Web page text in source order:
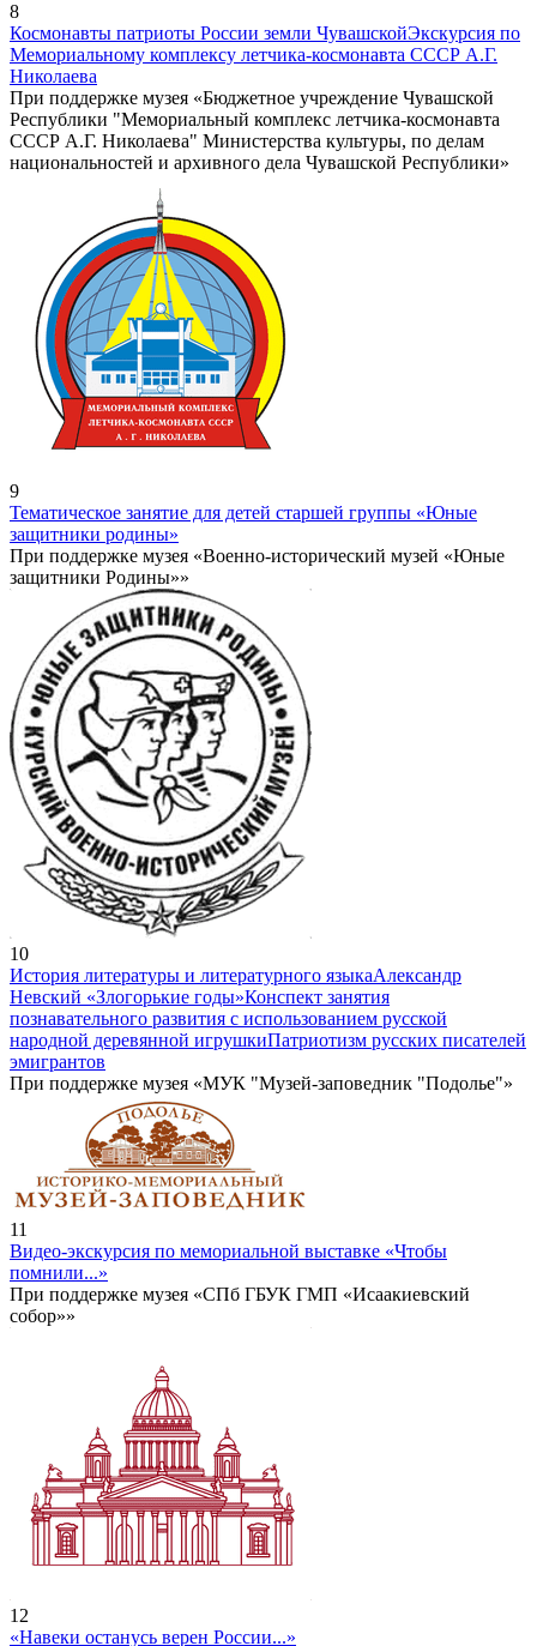
8
Космонавты патриоты России земли ЧувашскойЭкскурсия по
Мемориальному комплексу летчика-космонавта СССР А.Г.
Николаева
При поддержке музея «Бюджетное учреждение Чувашской
Республики "Мемориальный комплекс летчика-космонавта
СССР А.Г. Николаева" Министерства культуры, по делам
национальностей и архивного дела Чувашской Республики»
9
Тематическое занятие для детей старшей группы «Юные
защитники родины»
При поддержке музея «Военно-исторический музей «Юные
защитники Родины»»
10
История литературы и литературного языкаАлександр
Невский «Злогорькие годы»Конспект занятия
познавательного развития с использованием русской
народной деревянной игрушкиПатриотизм русских писателей
эмигрантов
При поддержке музея «МУК "Музей-заповедник "Подолье"»
11
Видео-экскурсия по мемориальной выставке «Чтобы
помнили...»
При поддержке музея «СПб ГБУК ГМП «Исаакиевский
собор»»
12
«Навеки останусь верен России...»